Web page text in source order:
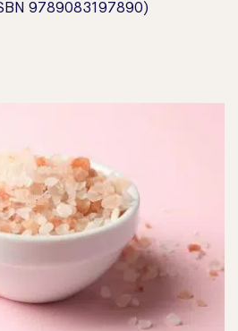
9789083197890)